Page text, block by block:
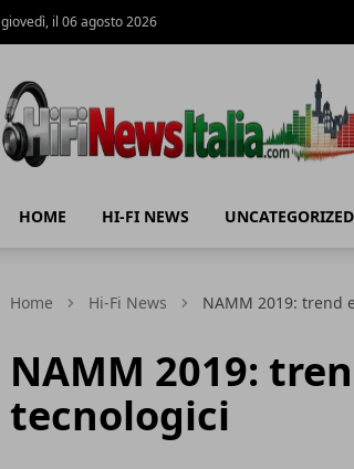
giovedì, il 06 agosto 2026
HOME HI-FI NEWS UNCATEGORIZED
Home Hi-Fi News NAMM 2019: trend
NAMM 2019:
tecnologici